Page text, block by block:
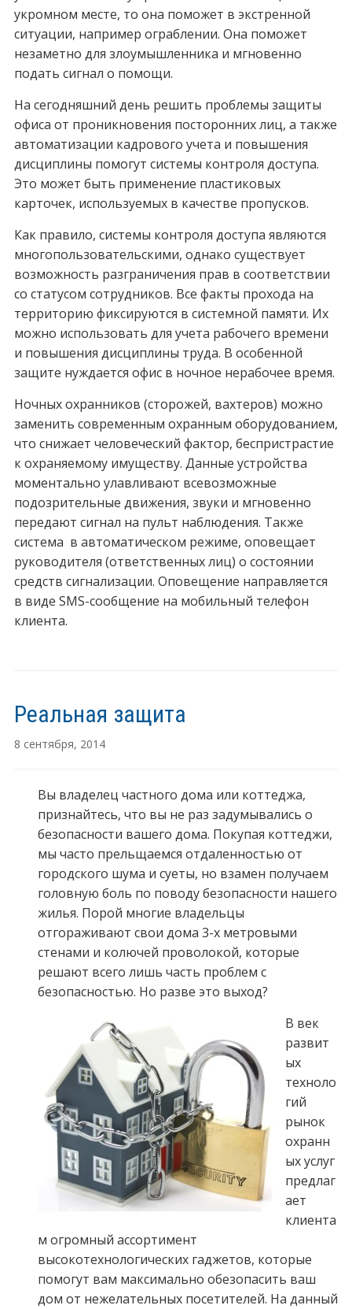
укромном месте, то она поможет в экстренной
ситуации, например ограблении. Она поможет
незаметно для злоумышленника и мгновенно
подать сигнал о помощи.
На сегодняшний день решить проблемы защиты
офиса от проникновения посторонних лиц, а также
автоматизации кадрового учета и повышения
дисциплины помогут системы контроля доступа.
Это может быть применение пластиковых
карточек, используемых в качестве пропусков.
Как правило, системы контроля доступа являются
многопользовательскими, однако существует
возможность разграничения прав в соответствии
со статусом сотрудников. Все факты прохода на
территорию фиксируются в системной памяти. Их
можно использовать для учета рабочего времени
и повышения дисциплины труда. В особенной
защите нуждается офис в ночное нерабочее время.
Ночных охранников (сторожей, вахтеров) можно
заменить современным охранным оборудованием,
что снижает человеческий фактор, беспристрастие
к охраняемому имуществу. Данные устройства
моментально улавливают всевозможные
подозрительные движения, звуки и мгновенно
передают сигнал на пульт наблюдения. Также
система в автоматическом режиме, оповещает
руководителя (ответственных лиц) о состоянии
средств сигнализации. Оповещение направляется
в виде SMS-сообщение на мобильный телефон
клиента.
Реальная защита
8 сентября, 2014
Вы владелец частного дома или коттеджа,
признайтесь, что вы не раз задумывались о
безопасности вашего дома. Покупая коттеджи,
мы часто прельщаемся отдаленностью от
городского шума и суеты, но взамен получаем
головную боль по поводу безопасности нашего
жилья. Порой многие владельцы
отгораживают свои дома 3-х метровыми
стенами и колючей проволокой, которые
решают всего лишь часть проблем с
безопасностью. Но разве это выход?
В век
развит
ых
техноло
гий
рынок
охранн
ых услуг
предлаг
ает
клиента
м огромный ассортимент
высокотехнологических гаджетов, которые
помогут вам максимально обезопасить ваш
дом от нежелательных посетителей. На данный